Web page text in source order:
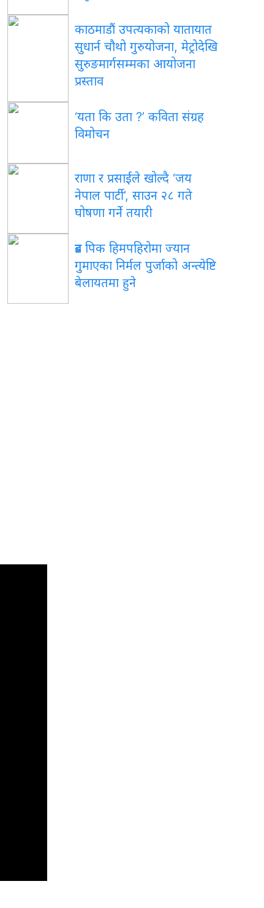
काठमाडौं उपत्यकाको यातायात
सुधार्न चौथो गुरुयोजना, मेट्रोदेखि
सुरुङमार्गसम्मका आयोजना
प्रस्ताव
‘यता कि उता ?’ कविता संग्रह
विमोचन
राणा र प्रसाईंले खोल्दै ‘जय
नेपाल पार्टी’, साउन २८ गते
घोषणा गर्ने तयारी
ब्रड पिक हिमपहिरोमा ज्यान
गुमाएका निर्मल पुर्जाको अन्त्येष्टि
बेलायतमा हुने